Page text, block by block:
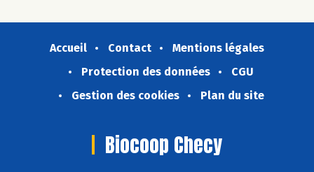
Accueil Contact
Mentions légales
Protection des données
CGU
Gestion des cookies
Plan du site
Biocoop Checy